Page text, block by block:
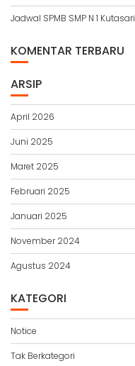
Jadwal SPMB SMP N 1 Kutasari
KOMENTAR TERBARU
ARSIP
April 2026
Juni 2025
Maret 2025
Februari 2025
Januari 2025
November 2024
Agustus 2024
KATEGORI
Notice
Tak Berkategori